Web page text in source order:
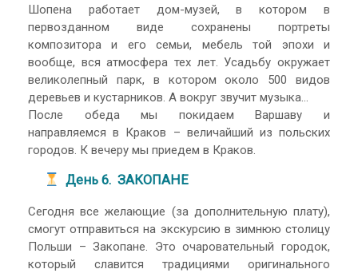
Шопена работает дом-музей, в котором в
первозданном виде сохранены портреты
композитора и его семьи, мебель той эпохи и
вообще, вся атмосфера тех лет. Усадьбу окружает
великолепный парк, в котором около 500 видов
деревьев и кустарников. А вокруг звучит музыка…
После обеда мы покидаем Варшаву и
направляемся в Краков – величайший из польских
городов. К вечеру мы приедем в Краков.
День 6. ЗАКОПАНЕ
Сегодня все желающие (за дополнительную плату),
смогут отправиться на экскурсию в зимнюю столицу
Польши – Закопане. Это очаровательный городок,
который славится традициями оригинального